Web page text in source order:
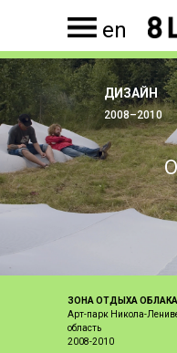
en
2008–2010
ДИЗАЙН
ЗОНА ОТДЫХА ОБЛАКА
Арт-парк Никола-
область
2008-2010